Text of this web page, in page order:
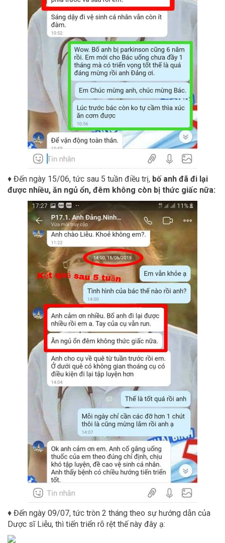
♦ Đến ngày 15/06, tức sau 5 tuần điều trị, bố anh đã đi lại
được nhiều, ăn ngủ ổn, đêm không còn bị thức giấc nữa:
♦ Đến ngày 09/07, tức tròn 2 tháng theo sự hướng dẫn của
Dược sĩ Liễu, thì tiến triển rõ rệt thế này đây ạ: